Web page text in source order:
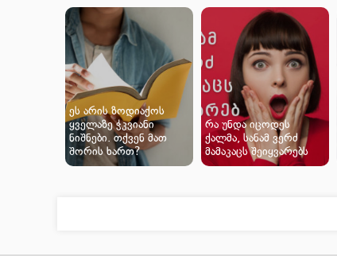
ეს არის ზოდიაქოს
ყველაზე ჭკვიანი
ნიშნები. თქვენ მათ
შორის ხართ?
რა უნდა იცოდეს
ქალმა, სანამ ვერძ
მამაკაცს შეიყვარებს